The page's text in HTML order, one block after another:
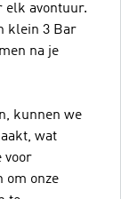
elk avontuur.
klein 3 Bar
na je
kunnen we
wat
voor
om onze